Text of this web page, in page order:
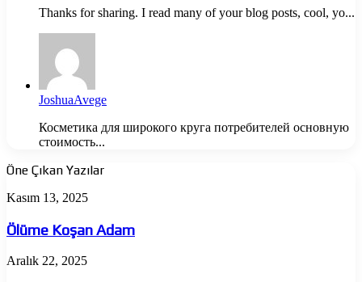
Thanks for sharing. I read many of your blog posts, cool, yo...
JoshuaAvege
Косметика для широкого круга потребителей основную
стоимость...
Öne Çıkan Yazılar
Ölüme
Adam
Kasım 13, 2025
Ölüme Koşan Adam
The
Aralık 22, 2025